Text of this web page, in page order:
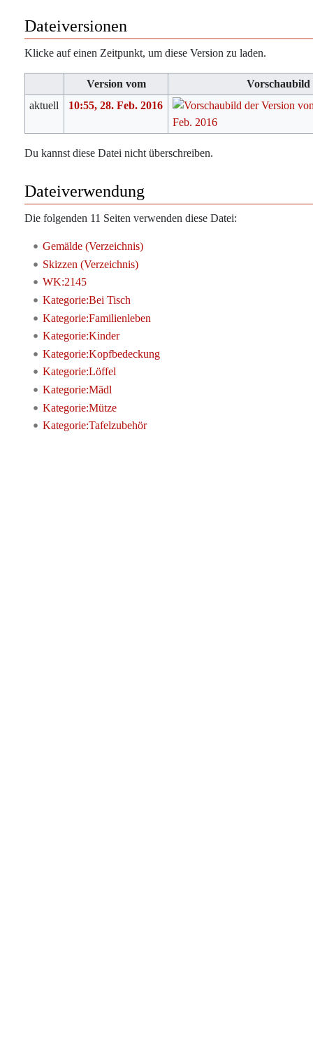
Dateiversionen
Klicke auf einen Zeitpunkt, um diese Version zu laden.
Version vom
Vorschaubild
aktuell
10:55, 28. Feb. 2016
Du kannst diese Datei nicht überschreiben.
Dateiverwendung
Die folgenden 11 Seiten verwenden diese Datei:
Gemälde (Verzeichnis)
Skizzen (Verzeichnis)
WK:2145
Kategorie:Bei Tisch
Kategorie:Familienleben
Kategorie:Kinder
Kategorie:Kopfbedeckung
Kategorie:Löffel
Kategorie:Mädl
Kategorie:Mütze
Kategorie:Tafelzubehör